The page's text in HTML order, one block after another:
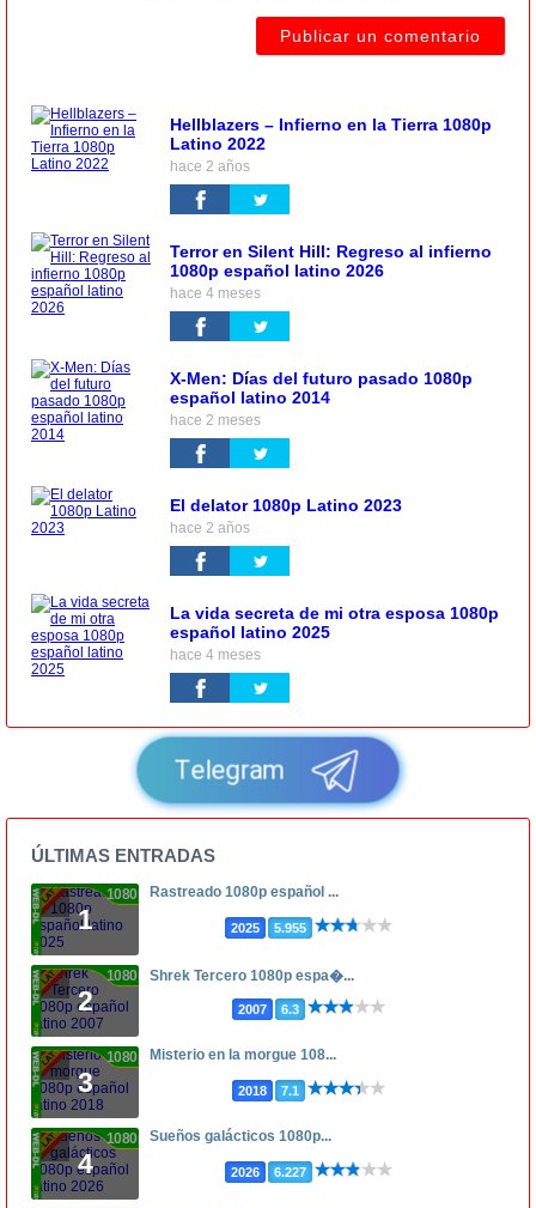
Hellblazers – Infierno en la Tierra 1080p
Latino 2022
hace 2 años
Terror en Silent Hill: Regreso al infierno
1080p español latino 2026
hace 4 meses
X-Men: Días del futuro pasado 1080p
español latino 2014
hace 2 meses
El delator 1080p Latino 2023
hace 2 años
La vida secreta de mi otra esposa 1080p
español latino 2025
hace 4 meses
Telegram
ÚLTIMAS ENTRADAS
1
1080p Rastreado 1080p español ...
2025 5.955
2
1080p Shrek Tercero 1080p espa�...
2007 6.3
3
1080p Misterio en la morgue 108...
2018 7.1
4
1080p Sueños galácticos 1080p...
2026 6.227